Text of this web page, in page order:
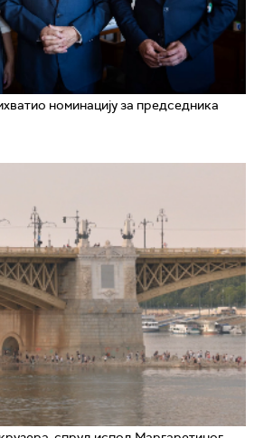
номинацију за председника